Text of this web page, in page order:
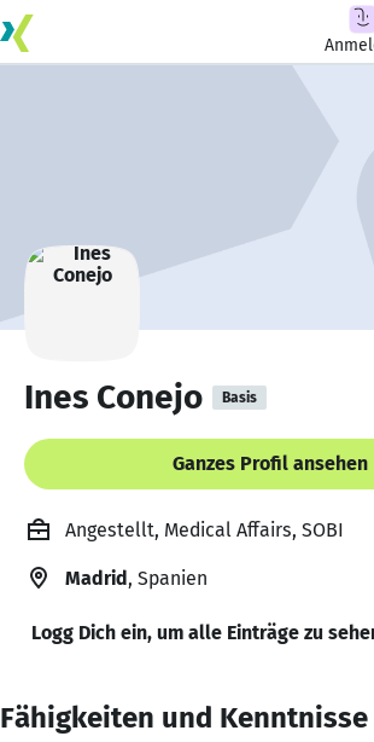
Ines Conejo Basis
Ganzes Profil ansehen
Angestellt, Medical Affairs, SOBI
Madrid, Spanien
Logg Dich ein, um alle Einträge zu
Fähigkeiten und Kenntnisse